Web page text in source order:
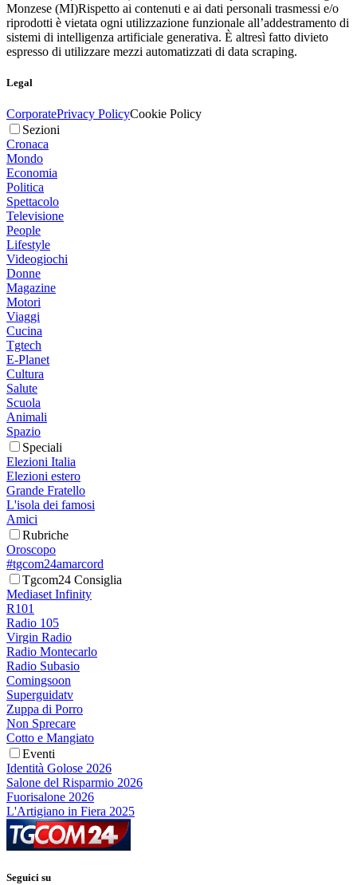
Monzese (MI)Rispetto ai contenuti e ai dati personali trasmessi e/o
riprodotti è vietata ogni utilizzazione funzionale all’addestramento di
sistemi di intelligenza artificiale generativa. È altresì fatto divieto
espresso di utilizzare mezzi automatizzati di data scraping.
Legal
CorporatePrivacy PolicyCookie Policy
Sezioni
Cronaca
Mondo
Economia
Politica
Spettacolo
Televisione
People
Lifestyle
Videogiochi
Donne
Magazine
Motori
Viaggi
Cucina
Tgtech
E-Planet
Cultura
Salute
Scuola
Animali
Spazio
Speciali
Elezioni Italia
Elezioni estero
Grande Fratello
L'isola dei famosi
Amici
Rubriche
Oroscopo
#tgcom24amarcord
Tgcom24 Consiglia
Mediaset Infinity
R101
Radio 105
Virgin Radio
Radio Montecarlo
Radio Subasio
Comingsoon
Superguidatv
Zuppa di Porro
Non Sprecare
Cotto e Mangiato
Eventi
Identità Golose 2026
Salone del Risparmio 2026
Fuorisalone 2026
L'Artigiano in Fiera 2025
Seguici su